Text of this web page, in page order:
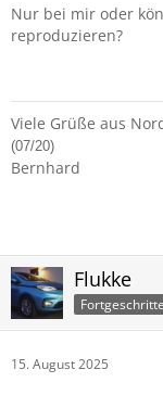
Nur bei mir oder
reproduzieren?
Viele Grüße aus
(07/20)
Bernhard
Flukke
15. August 2025